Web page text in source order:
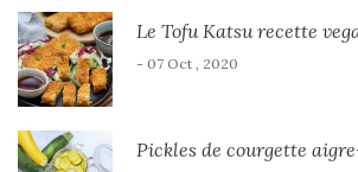
Le Tofu Katsu recette
- 07 Oct , 2020
Pickles de courgette